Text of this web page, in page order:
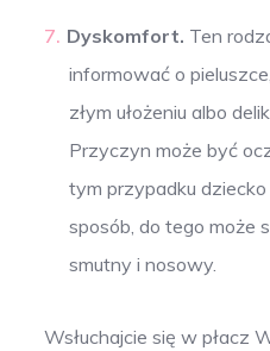
Dyskomfort. Ten
informować o
złym ułożeniu albo
Przyczyn może być
tym przypadku
sposób, do tego może
smutny i nosowy.
Wsłuchajcie się w płacz